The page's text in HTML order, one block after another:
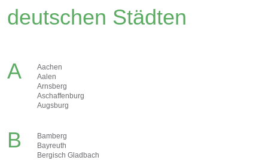
deutschen Städten
A
Aachen
Aalen
Arnsberg
Aschaffenburg
Augsburg
B
Bamberg
Bayreuth
Bergisch Gladbach